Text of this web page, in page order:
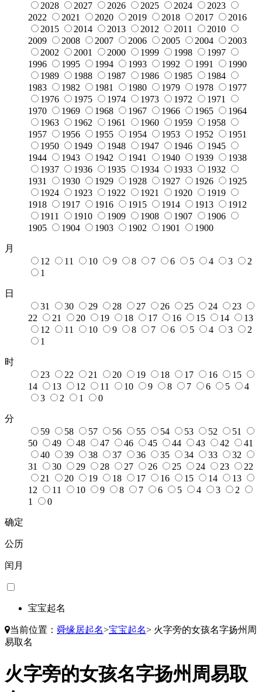
2028
2027 2026 2025 2024
2023
2022
2021 2020 2019 2018 2017
2016
2015
2014 2013 2012 2011
2010
2009
2008 2007 2006 2005 2004
2003
2002
2001 2000 1999 1998
1997
1996
1995 1994 1993 1992 1991
1990
1989
1988 1987 1986 1985
1984
1983
1982 1981 1980 1979 1978
1977
1976
1975 1974 1973 1972
1971
1970
1969 1968 1967 1966 1965
1964
1963
1962 1961 1960 1959
1958
1957
1956 1955 1954 1953 1952
1951
1950
1949 1948 1947 1946
1945
1944
1943 1942 1941 1940 1939
1938
1937
1936 1935 1934 1933
1932
1931
1930 1929 1928 1927 1926
1925
1924
1923 1922 1921 1920
1919
1918
1917 1916 1915 1914 1913
1912
1911
1910 1909 1908 1907
1906
1905
1904 1903 1902 1901 1900
月
12
11 10 9 8 7 6 5 4 3
2
1
日
31
30 29 28 27 26 25 24
23
22
21 20 19 18 17 16 15 14
13
12
11 10 9 8 7 6 5 4 3
2
1
时
23
22 21 20 19 18 17 16
15
14
13 12 11 10 9 8 7 6 5
4
3
2 1 0
分
59
58 57 56 55 54 53 52
51
50
49 48 47 46 45 44 43 42
41
40
39 38 37 36 35 34 33
32
31
30 29 28 27 26 25 24 23
22
21
20 19 18 17 16 15 14
13
12
11 10 9 8 7 6 5 4 3
2
1
0
确定
公历
闰月
宝宝起名
当前位置： 舜缘居起名>宝宝起名> 火字旁的女孩名字扬州周
易取名
火字旁的女孩名字扬州周易取